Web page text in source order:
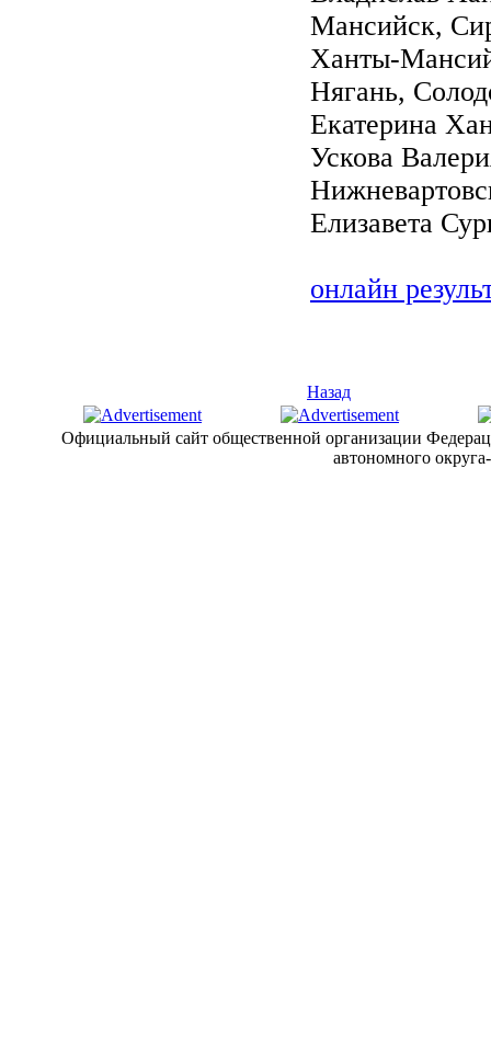
Мансийск,
Ханты-
Нягань,
Екатерина
Ускова
Елизавета
онлайн
Назад
Официальный сайт общественной организации
автономного